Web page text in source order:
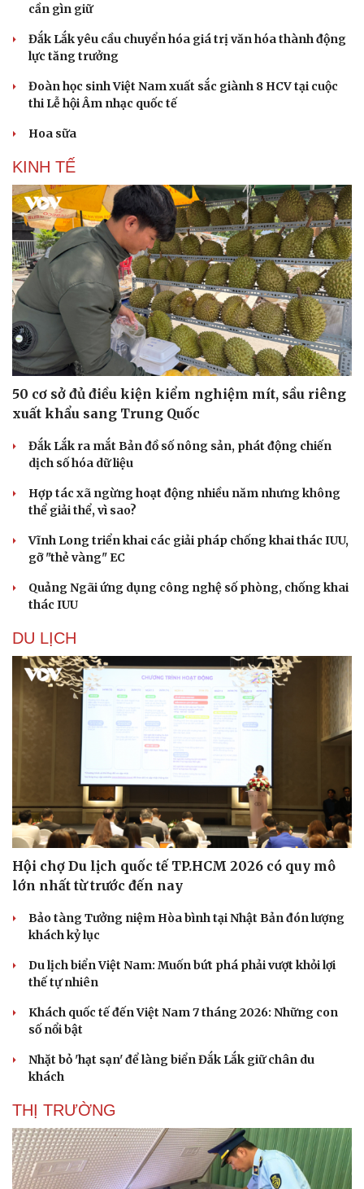
Cây thuốc
Nhi khoa
Nam khoa
Làm đẹp - giảm cân
Phòng mạch online
Ăn sạch sống khỏe
cần gìn giữ
Đắk Lắk yêu cầu chuyển hóa giá trị văn hóa thành động
lực tăng trưởng
Đoàn học sinh Việt Nam xuất sắc giành 8 HCV tại cuộc
thi Lễ hội Âm nhạc quốc tế
Hoa sữa
KINH TẾ
50 cơ sở đủ điều kiện kiểm nghiệm mít, sầu riêng
xuất khẩu sang Trung Quốc
Đắk Lắk ra mắt Bản đồ số nông sản, phát động chiến
dịch số hóa dữ liệu
Hợp tác xã ngừng hoạt động nhiều năm nhưng không
thể giải thể, vì sao?
Vĩnh Long triển khai các giải pháp chống khai thác IUU,
gỡ "thẻ vàng" EC
Quảng Ngãi ứng dụng công nghệ số phòng, chống khai
thác IUU
DU LỊCH
Hội chợ Du lịch quốc tế TP.HCM 2026 có quy mô
lớn nhất từ trước đến nay
Bảo tàng Tưởng niệm Hòa bình tại Nhật Bản đón lượng
khách kỷ lục
Du lịch biển Việt Nam: Muốn bứt phá phải vượt khỏi lợi
thế tự nhiên
Khách quốc tế đến Việt Nam 7 tháng 2026: Những con
số nổi bật
Nhặt bỏ 'hạt sạn' để làng biển Đắk Lắk giữ chân du
khách
THỊ TRƯỜNG